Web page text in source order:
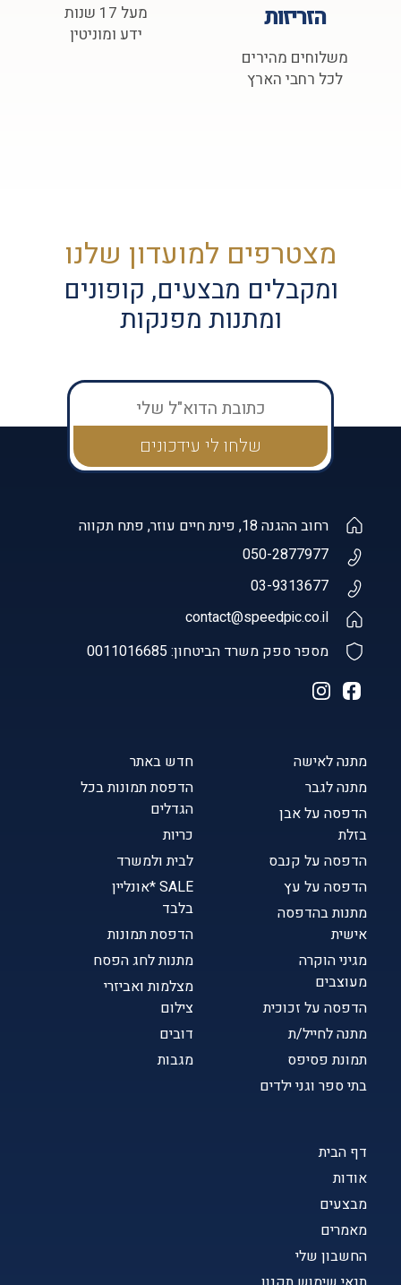
הזריזות
משלוחים מהירים
לכל רחבי הארץ
מעל 17 שנות
ידע ומוניטין
מצטרפים למועדון שלנו
ומקבלים מבצעים, קופונים
ומתנות מפנקות
דף הבית
אודות
מבצעים
מאמרים
החשבון שלי
מתנה לאישה
מתנה לגבר
הדפסה על אבן
בזלת
הדפסה על קנבס
הדפסה על עץ
מתנות בהדפסה
אישית
מגיני הוקרה
מעוצבים
הדפסה על זכוכית
מתנה לחייל/ת
תמונת פסיפס
בתי ספר וגני ילדים
חדש באתר
הדפסת תמונות בכל
הגדלים
כריות
לבית ולמשרד
SALE *אונליין
בלבד
הדפסת תמונות
מתנות לחג הפסח
מצלמות ואביזרי
צילום
דובים
מגבות
רחוב ההגנה 18, פינת חיים עוזר, פתח תקווה
050-2877977
03-9313677
contact@speedpic.co.il
מספר ספק משרד הביטחון: 0011016685